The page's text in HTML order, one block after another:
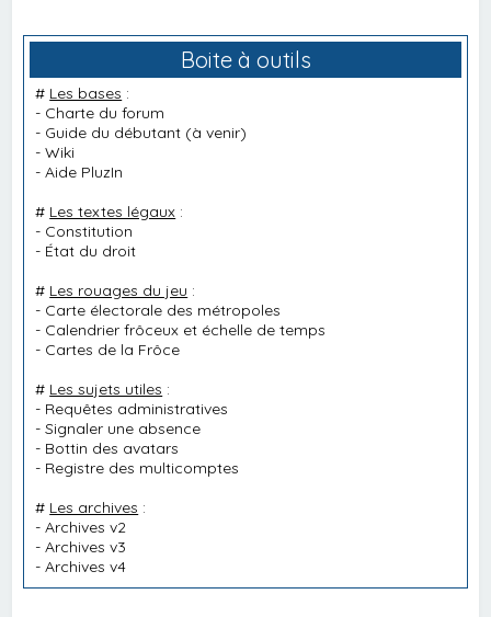
Boite à outils
# Les bases :
- Charte du forum
- Guide du débutant (à venir)
-Wiki
-Aide PluzIn
# Les textes légaux :
- Constitution
- État du droit
# Les rouages du jeu :
- Carte électorale des métropoles
- Calendrier frôceux et échelle de temps
- Cartes de la Frôce
# Les sujets utiles :
- Requêtes administratives
-Signaler une absence
- Bottin des avatars
- Registre des multicomptes
# Les archives :
-Archives v2
-Archives v3
-Archives v4